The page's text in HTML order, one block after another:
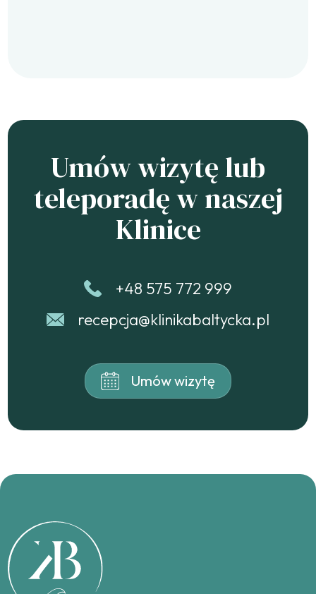
Umów wizytę lub
teleporadę w naszej
Klinice
+48 575 772 999
recepcja@klinikabaltycka.pl
Umów wizytę